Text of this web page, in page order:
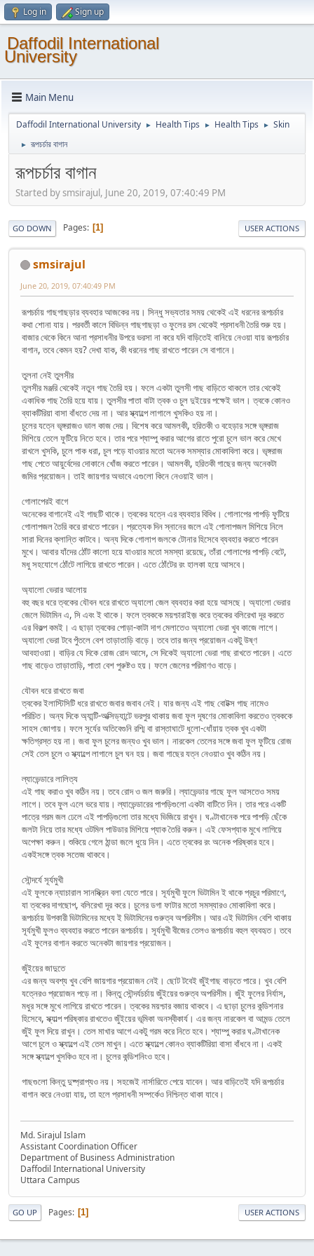
Log in Sign up
Daffodil International
University
Main Menu
Daffodil International University ► Health Tips ► Health Tips ► Skin
► রূপচর্চার বাগান
রূপচর্চার বাগান
Started by smsirajul, June 20, 2019, 07:40:49 PM
GO DOWN Pages 1 USER ACTIONS
smsirajul
June 20, 2019, 07:40:49 PM
রূপচর্চায় গাছগাছড়ার ব্যবহার আজকের নয়। সিন্ধু সভ্যতার সময় থেকেই এই ধরনের রূপচর্চার
কথা শোনা যায়। পরবর্তী কালে বিভিন্ন গাছগাছড়া ও ফুলের রস থেকেই প্রসাধনী তৈরি শুরু হয়।
বাজার থেকে কিনে আনা প্রসাধনীর উপরে ভরসা না করে যদি বাড়িতেই বানিয়ে নেওয়া যায় রূপচর্চার
বাগান, তবে কেমন হয়? দেখা যাক, কী ধরনের গাছ রাখতে পারেন সে বাগানে।
তুলনা নেই তুলসীর
তুলসীর মঞ্জরি থেকেই নতুন গাছ তৈরি হয়। ফলে একটা তুলসী গাছ বাড়িতে থাকলে তার থেকেই
একাধিক গাছ তৈরি হয়ে যায়। তুলসীর পাতা বাটা ত্বক ও চুল দুইয়ের পক্ষেই ভাল। ত্বকে কোনও
ব্যাকটিরিয়া বাসা বাঁধতে দেয় না। আর স্ক্যাল্পে লাগালে খুসকিও হয় না।
চুলের যত্নে ভৃঙ্গরাজও ভাল কাজ দেয়। বিশেষ করে আমলকী, হরিতকী ও বহেড়ার সঙ্গে ভৃঙ্গরাজ
মিশিয়ে তেলে ফুটিয়ে নিতে হবে। তার পরে শ্যাম্পু করার আগের রাতে পুরো চুলে ভাল করে মেখে
রাখলে খুসকি, চুলে পাক ধরা, চুল পড়ে যাওয়ার মতো অনেক সমস্যার মোকাবিলা করে। ভৃঙ্গরাজ
গাছ পেতে আয়ুর্বেদের দোকানে খোঁজ করতে পারেন। আমলকী, হরিতকী গাছের জন্য অনেকটা
জমির প্রয়োজন। তাই জায়গার অভাবে এগুলো কিনে নেওয়াই ভাল।
গোলাপেরই বাগে
অনেকের বাগানেই এই গাছটি থাকে। ত্বকের যত্নে এর ব্যবহার বিবিধ। গোলাপের পাপড়ি ফুটিয়ে
গোলাপজল তৈরি করে রাখতে পারেন। প্রত্যেক দিন স্নানের জলে এই গোলাপজল মিশিয়ে নিলে
সারা দিনের ক্লান্তি কাটবে। অন্য দিকে গোলাপ জলকে টোনার হিসেবে ব্যবহার করতে পারেন
মুখে। আবার যাঁদের ঠোঁট কালো হয়ে যাওয়ার মতো সমস্যা রয়েছে, তাঁরা গোলাপের পাপড়ি বেটে,
মধু সহযোগে ঠোঁটে লাগিয়ে রাখতে পারেন। এতে ঠোঁটের রং হালকা হয়ে আসবে।
অ্যালো ভেরার আলোয়
বহু বছর ধরে ত্বকের যৌবন ধরে রাখতে অ্যালো জেল ব্যবহার করা হয়ে আসছে। অ্যালো ভেরার
জেলে ভিটামিন এ, সি এবং ই থাকে। ফলে ত্বককে ময়শ্চারাইজ় করে ত্বকের বলিরেখা দূর করতে
এর বিকল্প কমই। এ ছাড়া ত্বকের পোড়া-কাটা দাগ মেলাতেও অ্যালো ভেরা খুব কাজে লাগে।
অ্যালো ভেরা টবে পুঁতলে বেশ তাড়াতাড়ি বাড়ে। তবে তার জন্য প্রয়োজন একটু উষ্ণ
আবহাওয়া। বাড়ির যে দিকে রোজ রোদ আসে, সে দিকেই অ্যালো ভেরা গাছ রাখতে পারেন। এতে
গাছ বাড়েও তাড়াতাড়ি, পাতা বেশ পুরুষ্টও হয়। ফলে জেলের পরিমাণও বাড়ে।
যৌবন ধরে রাখতে জবা
ত্বকের ইলাস্টিসিটি ধরে রাখতে জবার জবাব নেই। যার জন্য এই গাছ বোটক্স গাছ নামেও
পরিচিত। অন্য দিকে অ্যান্টি-অক্সিড্যান্টে ভরপুর থাকায় জবা ফুল দূষণের মোকাবিলা করতেও ত্বককে
সাহস জোগায়। ফলে সূর্যের অতিবেগুনি রশ্মি বা রাস্তাঘাটে ধুলো-ধোঁয়ায় ত্বক খুব একটা
ক্ষতিগ্রস্ত হয় না। জবা ফুল চুলের জন্যও খুব ভাল। নারকেল তেলের সঙ্গে জবা ফুল ফুটিয়ে রোজ
সেই তেল চুলে ও স্ক্যাল্পে লাগালে চুল ঘন হয়। জবা গাছের যত্ন নেওয়াও খুব কঠিন নয়।
ল্যাভেন্ডারে লালিত্য
এই গাছ করাও খুব কঠিন নয়। তবে রোদ ও জল জরুরি। ল্যাভেন্ডার গাছে ফুল আসতেও সময়
লাগে। তবে ফুল এলে ভরে যায়। ল্যাভেন্ডারের পাপড়িগুলো একটা বাটিতে নিন। তার পরে একটি
পাত্রে গরম জল ঢেলে এই পাপড়িগুলো তার মধ্যে ভিজিয়ে রাখুন। ঘণ্টাখানেক পরে পাপড়ি ছেঁকে
জলটা নিয়ে তার মধ্যে ওটমিল পাউডার মিশিয়ে প্যাক তৈরি করুন। এই ফেসপ্যাক মুখে লাগিয়ে
অপেক্ষা করুন। শুকিয়ে গেলে ঠান্ডা জলে ধুয়ে নিন। এতে ত্বকের রং অনেক পরিষ্কার হবে।
একইসঙ্গে ত্বক সতেজ থাকবে।
সৌন্দর্যে সূর্যমুখী
এই ফুলকে ন্যাচারাল সানস্ক্রিন বলা যেতে পারে। সূর্যমুখী ফুলে ভিটামিন ই থাকে প্রচুর পরিমাণে,
যা ত্বকের দাগছোপ, বলিরেখা দূর করে। চুলের ডগা ফাটার মতো সমস্যারও মোকাবিলা করে।
রূপচর্চায় উপকারী ভিটামিনের মধ্যে ই ভিটামিনের গুরুত্ব অপরিসীম। আর এই ভিটামিন বেশি থাকায়
সূর্যমুখী ফুলও ব্যবহার করতে পারেন রূপচর্চায়। সূর্যমুখী বীজের তেলও রূপচর্চায় বহুল ব্যবহৃত। তবে
এই ফুলের বাগান করতে অনেকটা জায়গার প্রয়োজন।
জুঁইয়ের জাদুতে
এর জন্য অবশ্য খুব বেশি জায়গার প্রয়োজন নেই। ছোট টবেই জুঁইগাছ বাড়তে পারে। খুব বেশি
যত্নেরও প্রয়োজন পড়ে না। কিন্তু সৌন্দর্যচর্চায় জুঁইয়ের গুরুত্ব অপরিসীম। জুঁই ফুলের নির্যাস,
মধুর সঙ্গে মুখে লাগিয়ে রাখতে পারেন। ত্বকের ময়শ্চার বজায় থাকবে। এ ছাড়া চুলের কন্ডিশনার
হিসেবে, স্ক্যাল্প পরিষ্কার রাখতেও জুঁইয়ের ভূমিকা অনস্বীকার্য। এর জন্য নারকেল বা আমন্ড তেলে
জুঁই ফুল দিয়ে রাখুন। তেল মাখার আগে একটু গরম করে নিতে হবে। শ্যাম্পু করার ঘণ্টাখানেক
আগে চুলে ও স্ক্যাল্পে এই তেল মাখুন। এতে স্ক্যাল্পে কোনও ব্যাকটিরিয়া বাসা বাঁধবে না। একই
সঙ্গে স্ক্যাল্পে খুসকিও হবে না। চুলের কন্ডিশনিংও হবে।
গাছগুলো কিন্তু দুষ্প্রাপ্যও নয়। সহজেই নার্সারিতে পেয়ে যাবেন। আর বাড়িতেই যদি রূপচর্চার
বাগান করে নেওয়া যায়, তা হলে প্রসাধনী সম্পর্কেও নিশ্চিন্ত থাকা যাবে।
Md. Sirajul Islam
Assistant Coordination Officer
Department of Business Administration
Daffodil International University
Uttara Campus
GO UP Pages 1 USER ACTIONS